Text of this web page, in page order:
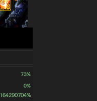
73%
0%
164290704%